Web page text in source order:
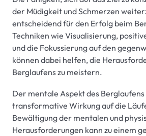
der Müdigkeit und Schmerzen
entscheidend für den Erfolg beim
Techniken wie Visualisierung,
und die Fokussierung auf den
können dabei helfen, die
Berglaufens zu meistern.
Der mentale Aspekt des Berglaufens
transformative Wirkung auf die
Bewältigung der mentalen und
Herausforderungen kann zu einem